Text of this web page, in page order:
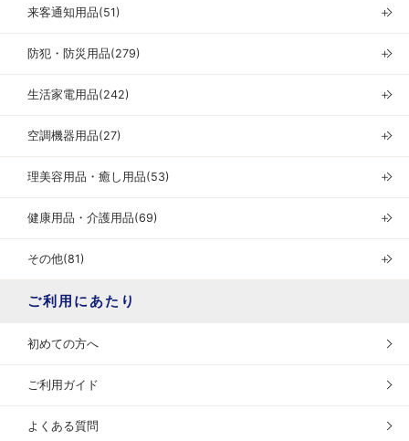
来客通知用品(51) ＋
防犯・防災用品(279) ＋
生活家電用品(242) ＋
空調機器用品(27) ＋
理美容用品・癒し用品(53) ＋
健康用品・介護用品(69) ＋
その他(81) ＋
ご利用にあたり
初めての方へ
ご利用ガイド
よくある質問